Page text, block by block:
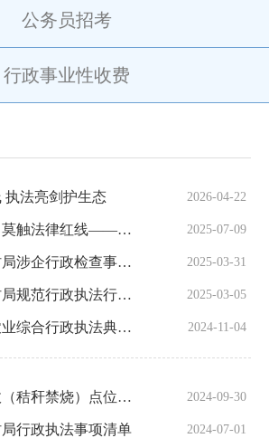
公务员招考
行政事业性收费
执法亮剑护生态 2026-04-22
守护江河湖海，莫触法律红线——非法捕捞水产品案例警示 2025-07-09
益阳市农业农村局涉企行政检查事项清单 2025-03-31
益阳市农业农村局规范行政执法行为七条措施 2025-03-05
2024年益阳市农业综合行政执法典型案例 2024-11-04
益阳市智慧渔政（秸秆禁烧）点位信息 2024-09-30
行政执法事项清单 2024-07-01